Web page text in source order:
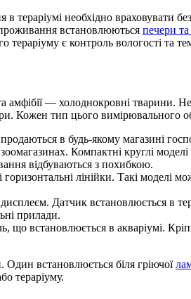
тераріумі необхідно враховувати
встановлюються печери
є контроль вологості та
амфібії — холоднокровні тварини.
Кожен тип цього вимірювального
в будь-якому магазині
Компактні круглі
відбуваються з похибкою.
горизонтальні лінійки. Такі
Датчик встановлюється в
прилади.
що встановлюється в акваріумі.
встановлюється біля гріючої
тераріуму.